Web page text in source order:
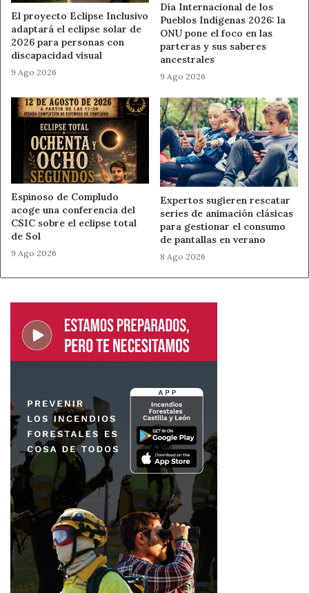
atención primaria en la esclerosis múltiple y la
intervención deTeresa Cordero, paciente con EM, que
hablará sobre cómo es vivir con la enfermedad en el día a
día.
lucro creada en1996. Su labor se centra en mejorar la
calidad de vida de las personas con esclerosis múltiple y
enfermedades afines, así como la de sus familias,
mediante una atención integral con profesionales de
fisioterapia, terapia ocupacional, logopedia, psicología,
trabajo social y educación social.
Fuente
Ahora León
Diagnostico precoz
Hospital de León Noticias de León
El proyecto Eclipse Inclusivo
adaptará el eclipse solar de
2026 para personas con
discapacidad visual
9 Ago 2026
Día Internacional de los
Pueblos Indígenas 2026: la
ONU pone el foco en las
parteras y sus saberes
ancestrales
9 Ago 2026
Espinoso de Compludo
acoge una conferencia del
CSIC sobre el eclipse total
de Sol
9 Ago 2026
Expertos sugieren rescatar
series de animación clásicas
para gestionar el consumo
de pantallas en verano
8 Ago 2026